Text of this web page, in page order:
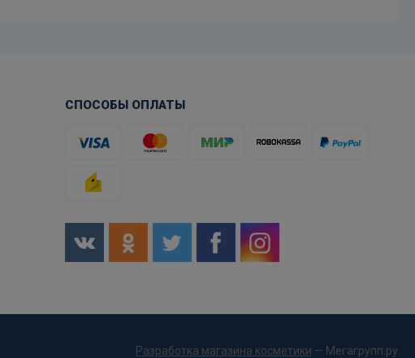
СПОСОБЫ ОПЛАТЫ
Разработка магазина косметики — Мегагрупп.ру